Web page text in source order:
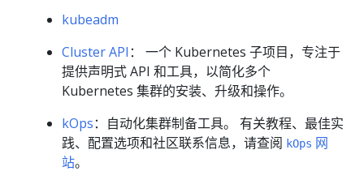
kubeadm
Cluster API ： 一个 Kubernetes 子项目，专注于
提供声明式 API 和工具，以简化多个
Kubernetes 集群的安装、升级和操作。
kOps：自动化集群制备工具。 有关教程、最佳实
践、配置选项和社区联系信息，请查阅 kOps 网
站。